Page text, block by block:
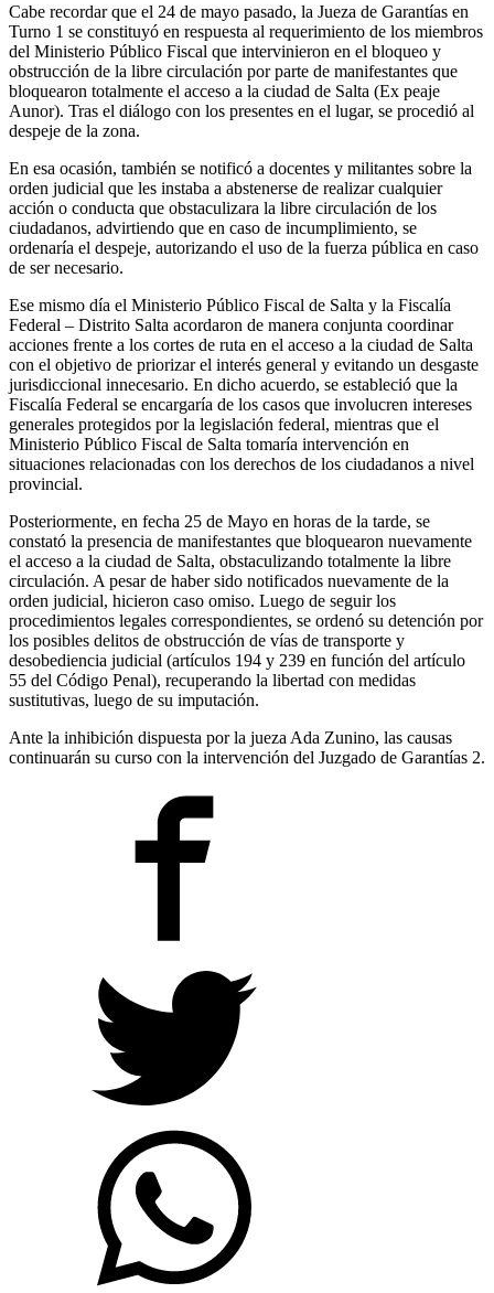
Cabe recordar que el 24 de mayo pasado, la Jueza de Garantías en
Turno 1 se constituyó en respuesta al requerimiento de los miembros
del Ministerio Público Fiscal que intervinieron en el bloqueo y
obstrucción de la libre circulación por parte de manifestantes que
bloquearon totalmente el acceso a la ciudad de Salta (Ex peaje
Aunor). Tras el diálogo con los presentes en el lugar, se procedió al
despeje de la zona.
En esa ocasión, también se notificó a docentes y militantes sobre la
orden judicial que les instaba a abstenerse de realizar cualquier
acción o conducta que obstaculizara la libre circulación de los
ciudadanos, advirtiendo que en caso de incumplimiento, se
ordenaría el despeje, autorizando el uso de la fuerza pública en caso
de ser necesario.
Ese mismo día el Ministerio Público Fiscal de Salta y la Fiscalía
Federal – Distrito Salta acordaron de manera conjunta coordinar
acciones frente a los cortes de ruta en el acceso a la ciudad de Salta
con el objetivo de priorizar el interés general y evitando un desgaste
jurisdiccional innecesario. En dicho acuerdo, se estableció que la
Fiscalía Federal se encargaría de los casos que involucren intereses
generales protegidos por la legislación federal, mientras que el
Ministerio Público Fiscal de Salta tomaría intervención en
situaciones relacionadas con los derechos de los ciudadanos a nivel
provincial.
Posteriormente, en fecha 25 de Mayo en horas de la tarde, se
constató la presencia de manifestantes que bloquearon nuevamente
el acceso a la ciudad de Salta, obstaculizando totalmente la libre
circulación. A pesar de haber sido notificados nuevamente de la
orden judicial, hicieron caso omiso. Luego de seguir los
procedimientos legales correspondientes, se ordenó su detención por
los posibles delitos de obstrucción de vías de transporte y
desobediencia judicial (artículos 194 y 239 en función del artículo
55 del Código Penal), recuperando la libertad con medidas
sustitutivas, luego de su imputación.
Ante la inhibición dispuesta por la jueza Ada Zunino, las causas
continuarán su curso con la intervención del Juzgado de Garantías 2.